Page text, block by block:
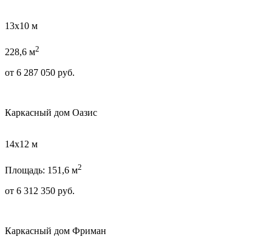
13х10 м
228,6 м2
от 6 287 050 руб.
Каркасный дом Оазис
14х12 м
Площадь: 151,6 м2
от 6 312 350 руб.
Каркасный дом Фриман